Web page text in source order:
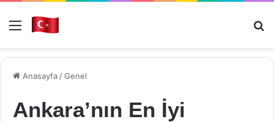
Menü
Anasayfa /Genel
Ankara’nın En İyi